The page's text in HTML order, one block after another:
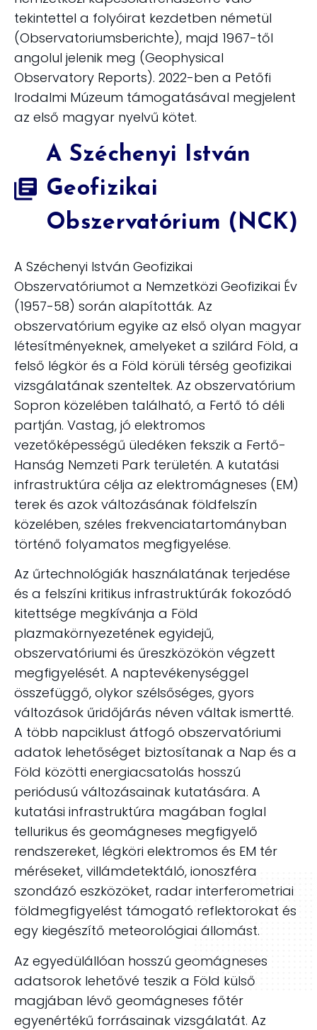
tekintettel a folyóirat kezdetben németül
(Observatoriumsberichte), majd 1967-től
angolul jelenik meg (Geophysical
Observatory Reports). 2022-ben a Petőfi
Irodalmi Múzeum támogatásával megjelent
az első magyar nyelvű kötet.
A Széchenyi István
Geofizikai
Obszervatórium (NCK)
A Széchenyi István Geofizikai
Obszervatóriumot a Nemzetközi Geofizikai Év
(1957-58) során alapították. Az
obszervatórium egyike az első olyan magyar
létesítményeknek, amelyeket a szilárd Föld, a
felső légkör és a Föld körüli térség geofizikai
vizsgálatának szenteltek. Az obszervatórium
Sopron közelében található, a Fertő tó déli
partján. Vastag, jó elektromos
vezetőképességű üledéken fekszik a Fertő-
Hanság Nemzeti Park területén. A kutatási
infrastruktúra célja az elektromágneses (EM)
terek és azok változásának földfelszín
közelében, széles frekvenciatartományban
történő folyamatos megfigyelése.
Az űrtechnológiák használatának terjedése
és a felszíni kritikus infrastruktúrák fokozódó
kitettsége megkívánja a Föld
plazmakörnyezetének egyidejű,
obszervatóriumi és űreszközökön végzett
megfigyelését. A naptevékenységgel
összefüggő, olykor szélsőséges, gyors
változások űridőjárás néven váltak ismertté.
A több napciklust átfogó obszervatóriumi
adatok lehetőséget biztosítanak a Nap és a
Föld közötti energiacsatolás hosszú
periódusú változásainak kutatására. A
kutatási infrastruktúra magában foglal
tellurikus és geomágneses megfigyelő
rendszereket, légköri elektromos és EM tér
méréseket, villámdetektáló, ionoszféra
szondázó eszközöket, radar interferometriai
földmegfigyelést támogató reflektorokat és
egy kiegészítő meteorológiai állomást.
Az egyedülállóan hosszú geomágneses
adatsorok lehetővé teszik a Föld külső
magjában lévő geomágneses főtér
egyenértékű forrásainak vizsgálatát. Az